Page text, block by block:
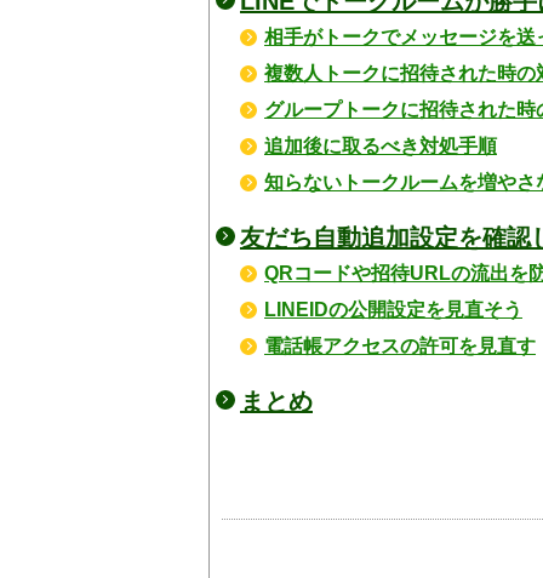
相手がトークでメッセージを送
複数人トークに招待された時の
グループトークに招待された時
追加後に取るべき対処手順
知らないトークルームを増やさ
友だち自動追加設定を確認
QRコードや招待URLの流出を
LINEIDの公開設定を見直そう
電話帳アクセスの許可を見直す
まとめ